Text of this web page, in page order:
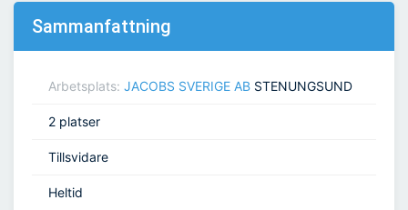
Sammanfattning
Arbetsplats: JACOBS SVERIGE AB STENUNGSUND
2 platser
Tillsvidare
Heltid